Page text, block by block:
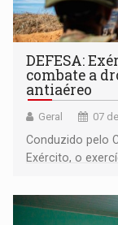
DEFESA:
combate a
antiaéreo
Geral 07
Conduzido pelo
Exército, o